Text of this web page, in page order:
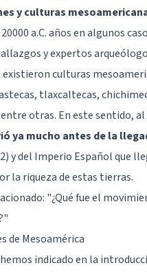
y culturas
a.C. años en algunos
y expertos
culturas
tlaxcaltecas,
otras. En este sentido,
ya mucho antes de la
y del Imperio Español que
la riqueza de estas tierras.
"¿Qué fue el
"
de Mesoamérica
indicado en la